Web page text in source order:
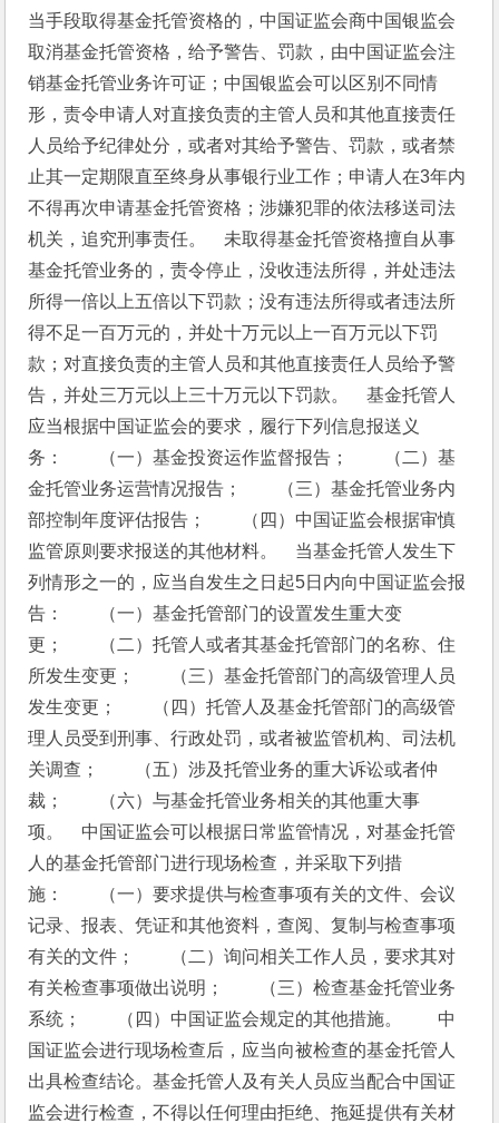
当手段取得基金托管资格的，中国证监会商中国银监会
取消基金托管资格，给予警告、罚款，由中国证监会注
销基金托管业务许可证；中国银监会可以区别不同情
形，责令申请人对直接负责的主管人员和其他直接责任
人员给予纪律处分，或者对其给予警告、罚款，或者禁
止其一定期限直至终身从事银行业工作；申请人在3年内
不得再次申请基金托管资格；涉嫌犯罪的依法移送司法
机关，追究刑事责任。　未取得基金托管资格擅自从事
基金托管业务的，责令停止，没收违法所得，并处违法
所得一倍以上五倍以下罚款；没有违法所得或者违法所
得不足一百万元的，并处十万元以上一百万元以下罚
款；对直接负责的主管人员和其他直接责任人员给予警
告，并处三万元以上三十万元以下罚款。　基金托管人
应当根据中国证监会的要求，履行下列信息报送义
务：　　（一）基金投资运作监督报告；　　（二）基
金托管业务运营情况报告；　　（三）基金托管业务内
部控制年度评估报告；　　（四）中国证监会根据审慎
监管原则要求报送的其他材料。　当基金托管人发生下
列情形之一的，应当自发生之日起5日内向中国证监会报
告：　　（一）基金托管部门的设置发生重大变
更；　　（二）托管人或者其基金托管部门的名称、住
所发生变更；　　（三）基金托管部门的高级管理人员
发生变更；　　（四）托管人及基金托管部门的高级管
理人员受到刑事、行政处罚，或者被监管机构、司法机
关调查；　　（五）涉及托管业务的重大诉讼或者仲
裁；　　（六）与基金托管业务相关的其他重大事
项。　中国证监会可以根据日常监管情况，对基金托管
人的基金托管部门进行现场检查，并采取下列措
施：　　（一）要求提供与检查事项有关的文件、会议
记录、报表、凭证和其他资料，查阅、复制与检查事项
有关的文件；　　（二）询问相关工作人员，要求其对
有关检查事项做出说明；　　（三）检查基金托管业务
系统；　　（四）中国证监会规定的其他措施。　　中
国证监会进行现场检查后，应当向被检查的基金托管人
出具检查结论。基金托管人及有关人员应当配合中国证
监会进行检查，不得以任何理由拒绝、拖延提供有关材